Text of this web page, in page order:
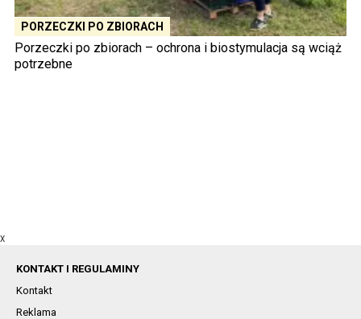
PORZECZKI PO ZBIORACH
Porzeczki po zbiorach – ochrona i biostymulacja są wciąż
potrzebne
X
KONTAKT I REGULAMINY
Kontakt
Reklama